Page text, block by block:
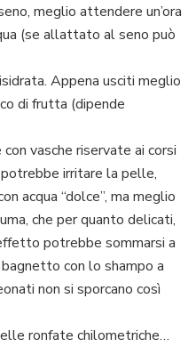
meglio attendere un’ora
(se allattato al seno può
Appena usciti meglio
di frutta (dipende
vasche riservate ai corsi
irritare la pelle,
acqua “dolce”, ma meglio
che per quanto delicati,
potrebbe sommarsi a
con lo shampo a
non si sporcano così
ronfate chilometriche…